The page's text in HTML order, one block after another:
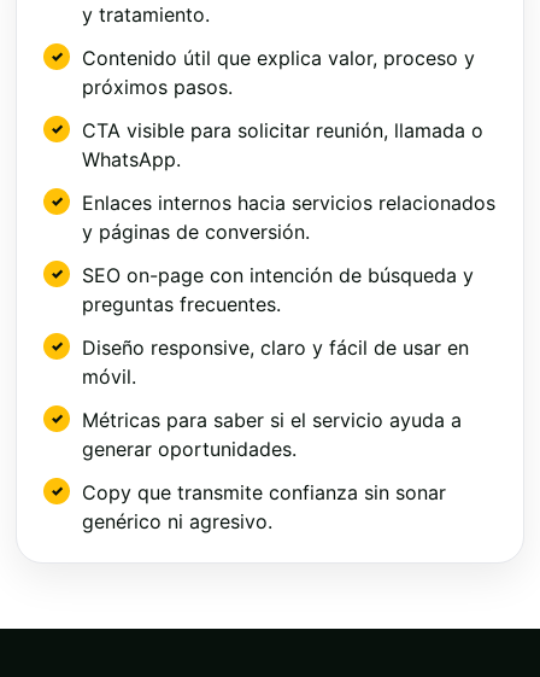
y tratamiento.
Contenido útil que explica valor, proceso y
próximos pasos.
CTA visible para solicitar reunión, llamada o
WhatsApp.
Enlaces internos hacia servicios relacionados
y páginas de conversión.
SEO on-page con intención de búsqueda y
preguntas frecuentes.
Diseño responsive, claro y fácil de usar en
móvil.
Métricas para saber si el servicio ayuda a
generar oportunidades.
Copy que transmite confianza sin sonar
genérico ni agresivo.